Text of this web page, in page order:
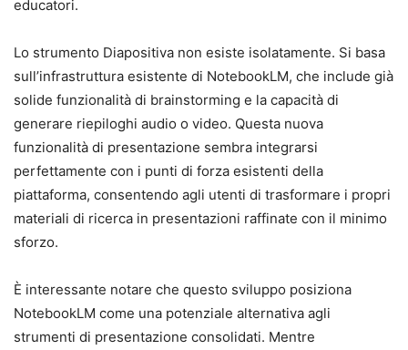
educatori.
Lo strumento Diapositiva non esiste isolatamente. Si basa
sull’infrastruttura esistente di NotebookLM, che include già
solide funzionalità di brainstorming e la capacità di
generare riepiloghi audio o video. Questa nuova
funzionalità di presentazione sembra integrarsi
perfettamente con i punti di forza esistenti della
piattaforma, consentendo agli utenti di trasformare i propri
materiali di ricerca in presentazioni raffinate con il minimo
sforzo.
È interessante notare che questo sviluppo posiziona
NotebookLM come una potenziale alternativa agli
strumenti di presentazione consolidati. Mentre